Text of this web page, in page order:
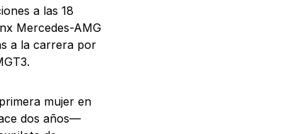
a las 18
Mercedes-AMG
a la carrera por
mujer en
dos años—